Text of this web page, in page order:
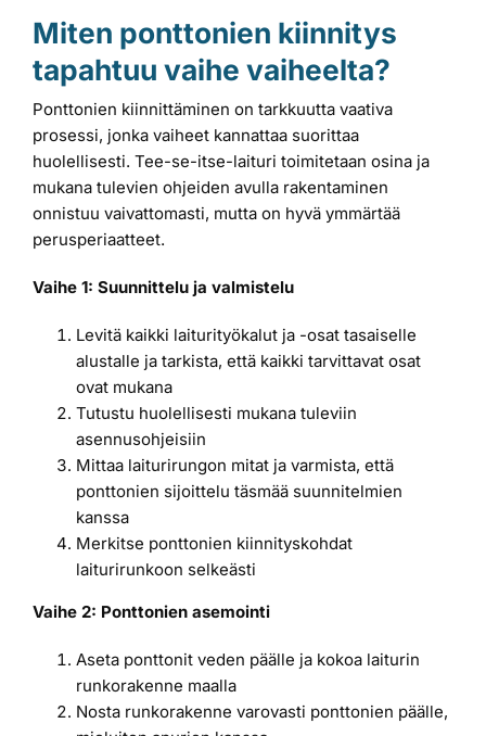
Miten ponttonien kiinnitys
tapahtuu vaihe vaiheelta?
Ponttonien kiinnittäminen on tarkkuutta vaativa
prosessi, jonka vaiheet kannattaa suorittaa
huolellisesti. Tee-se-itse-laituri toimitetaan osina ja
mukana tulevien ohjeiden avulla rakentaminen
onnistuu vaivattomasti, mutta on hyvä ymmärtää
perusperiaatteet.
Vaihe 1: Suunnittelu ja valmistelu
Levitä kaikki laiturityökalut ja -osat tasaiselle
alustalle ja tarkista, että kaikki tarvittavat osat
ovat mukana
Tutustu huolellisesti mukana tuleviin
asennusohjeisiin
Mittaa laiturirungon mitat ja varmista, että
ponttonien sijoittelu täsmää suunnitelmien
kanssa
Merkitse ponttonien kiinnityskohdat
laiturirunkoon selkeästi
Vaihe 2: Ponttonien asemointi
Aseta ponttonit veden päälle ja kokoa laiturin
runkorakenne maalla
Nosta runkorakenne varovasti ponttonien päälle,